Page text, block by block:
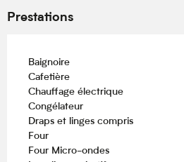
Prestations
Baignoire
Cafetière
Chauffage électrique
Congélateur
Draps et linges compris
Four
Four Micro-ondes